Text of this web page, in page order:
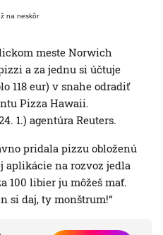
na neskôr
meste Norwich
a za jednu si účtuje
118 eur) v snahe odradiť
Pizza Hawaii.
1.) agentúra Reuters.
pridala pizzu obloženú
aplikácie na rozvoz jedla
100 libier ju môžeš mať.
si daj, ty monštrum!“